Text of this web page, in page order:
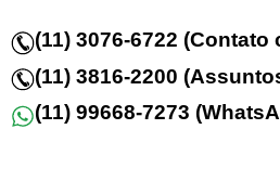
(11) 3076-6722 (Contato
(11) 3816-2200
(11) 99668-7273